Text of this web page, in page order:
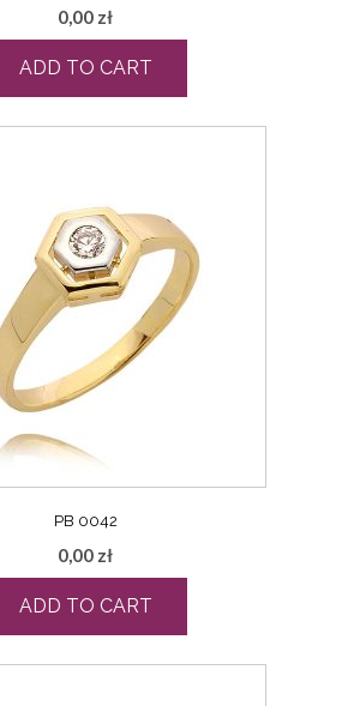
0,00 zł
ADD TO CART
PB 0042
0,00 zł
ADD TO CART